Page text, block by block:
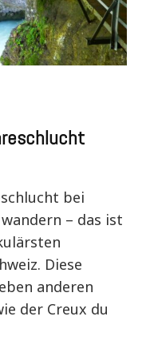
bei
– das ist
Diese
anderen
der Creux du